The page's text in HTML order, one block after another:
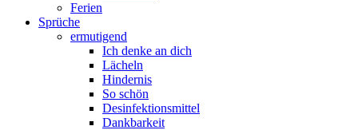
Ferien
Sprüche
ermutigend
Ich denke an dich
Lächeln
Hindernis
So schön
Desinfektionsmittel
Dankbarkeit